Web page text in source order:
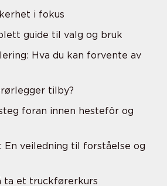
i fokus
guide til valg og bruk
Hva du kan forvente av
tilby?
foran innen hestefôr og
En veiledning til forståelse og
ta et truckførerkurs